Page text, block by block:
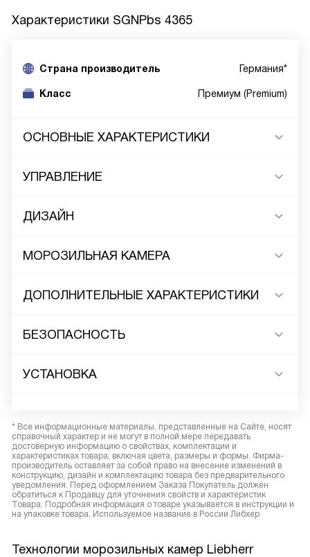
Характеристики SGNPbs 4365
Cтрана производитель Германия*
Класс Премиум (Premium)
ОСНОВНЫЕ ХАРАКТЕРИСТИКИ
УПРАВЛЕНИЕ
ДИЗАЙН
МОРОЗИЛЬНАЯ КАМЕРА
ДОПОЛНИТЕЛЬНЫЕ ХАРАКТЕРИСТИКИ
БЕЗОПАСНОСТЬ
УСТАНОВКА
* Все информационные материалы, представленные на Сайте, носят
справочный характер и не могут в полной мере передавать
достоверную информацию о свойствах, комплектации и
характеристиках товара, включая цвета, размеры и формы. Фирма-
производитель оставляет за собой право на внесение изменений в
конструкцию, дизайн и комплектацию товара без предварительного
уведомления. Перед оформлением Заказа Покупатель должен
обратиться к Продавцу для уточнения свойств и характеристик
Товара. Подробная информация о товаре указывается в инструкции и
на упаковке товара. Используемое название в России Либхер
Технологии морозильных камер Liebherr